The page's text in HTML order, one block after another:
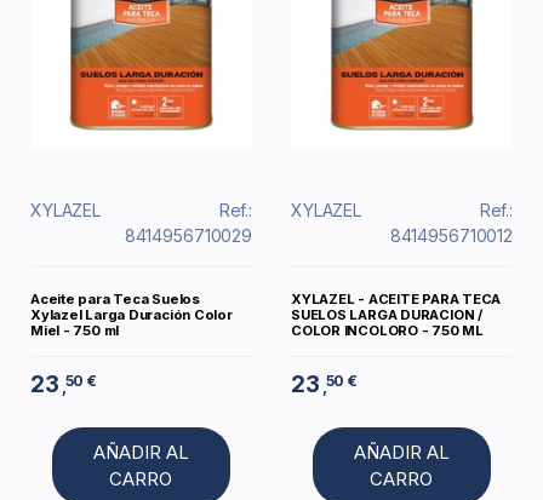
XYLAZEL
Ref.:
8414956710029
Aceite para Teca Suelos
Xylazel Larga Duración Color
Miel - 750 ml
23 ,50 €
AÑADIR AL
CARRO
XYLAZEL
Ref.:
8414956710012
XYLAZEL - ACEITE PARA TECA
SUELOS LARGA DURACION /
COLOR INCOLORO - 750 ML
23 ,50 €
AÑADIR AL
CARRO